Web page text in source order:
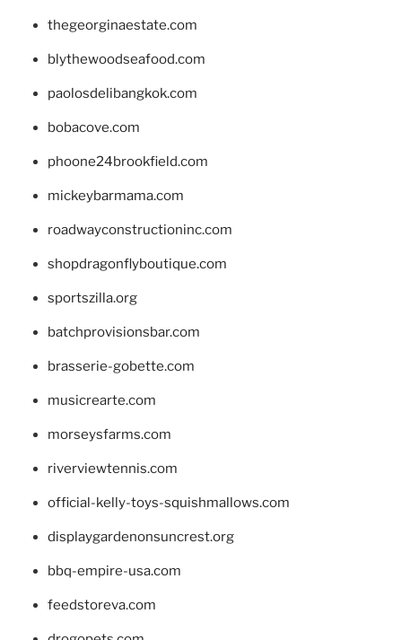
thegeorginaestate.com
blythewoodseafood.com
paolosdelibangkok.com
bobacove.com
phoone24brookfield.com
mickeybarmama.com
roadwayconstructioninc.com
shopdragonflyboutique.com
sportszilla.org
batchprovisionsbar.com
brasserie-gobette.com
musicrearte.com
morseysfarms.com
riverviewtennis.com
official-kelly-toys-squishmallows.com
displaygardenonsuncrest.org
bbq-empire-usa.com
feedstoreva.com